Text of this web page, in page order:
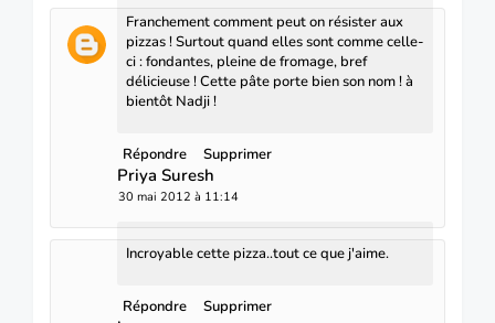
Franchement comment peut on résister aux
pizzas ! Surtout quand elles sont comme celle-
ci : fondantes, pleine de fromage, bref
délicieuse ! Cette pâte porte bien son nom ! à
bientôt Nadji !
Répondre Supprimer
Priya Suresh
30 mai 2012 à 11:14
Incroyable cette pizza..tout ce que j'aime.
Répondre Supprimer